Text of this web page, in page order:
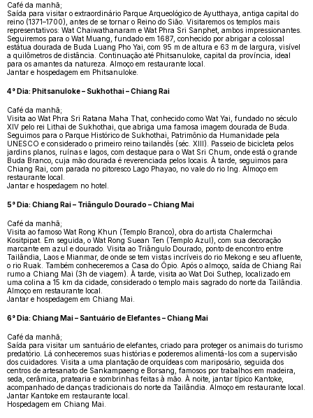
Café da manhã;
Saída para visitar o extraordinário Parque Arqueológico de Ayutthaya, antiga capital do
reino (1371–1700), antes de se tornar o Reino do Sião. Visitaremos os templos mais
representativos: Wat Chaiwathanaram e Wat Phra Sri Sanphet, ambos impressionantes.
Seguiremos para o Wat Muang, fundado em 1687, conhecido por abrigar a colossal
estátua dourada de Buda Luang Pho Yai, com 95 m de altura e 63 m de largura, visível
a quilômetros de distância. Continuação até Phitsanuloke, capital da província, ideal
para os amantes da natureza. Almoço em restaurante local.
Jantar e hospedagem em Phitsanuloke.
4° Dia: Phitsanuloke – Sukhothai – Chiang Rai
Café da manhã;
Visita ao Wat Phra Sri Ratana Maha That, conhecido como Wat Yai, fundado no século
XIV pelo rei Lithai de Sukhothai, que abriga uma famosa imagem dourada de Buda.
Seguimos para o Parque Histórico de Sukhothai, Patrimônio da Humanidade pela
UNESCO e considerado o primeiro reino tailandês (séc. XIII). Passeio de bicicleta pelos
jardins planos, ruínas e lagos, com destaque para o Wat Sri Chum, onde está o grande
Buda Branco, cuja mão dourada é reverenciada pelos locais. À tarde, seguimos para
Chiang Rai, com parada no pitoresco Lago Phayao, no vale do rio Ing. Almoço em
restaurante local.
Jantar e hospedagem no hotel.
5° Dia: Chiang Rai – Triângulo Dourado – Chiang Mai
Café da manhã;
Visita ao famoso Wat Rong Khun (Templo Branco), obra do artista Chalermchai
Kositpipat. Em seguida, o Wat Rong Suean Ten (Templo Azul), com sua decoração
marcante em azul e dourado. Visita ao Triângulo Dourado, ponto de encontro entre
Tailândia, Laos e Mianmar, de onde se tem vistas incríveis do rio Mekong e seu afluente,
o rio Ruak. Também conheceremos a Casa do Ópio. Após o almoço, saída de Chiang Rai
rumo a Chiang Mai (3h de viagem). À tarde, visita ao Wat Doi Suthep, localizado em
uma colina a 15 km da cidade, considerado o templo mais sagrado do norte da Tailândia.
Almoço em restaurante local.
Jantar e hospedagem em Chiang Mai.
6° Dia: Chiang Mai – Santuário de Elefantes – Chiang Mai
Café da manhã;
Saída para visitar um santuário de elefantes, criado para proteger os animais do turismo
predatório. Lá conheceremos suas histórias e poderemos alimentá-los com a supervisão
dos cuidadores. Visita a uma plantação de orquídeas com mariposário, seguida dos
centros de artesanato de Sankampaeng e Borsang, famosos por trabalhos em madeira,
seda, cerâmica, pratearia e sombrinhas feitas à mão. À noite, jantar típico Kantoke,
acompanhado de danças tradicionais do norte da Tailândia. Almoço em restaurante local.
Jantar Kantoke em restaurante local.
Hospedagem em Chiang Mai.